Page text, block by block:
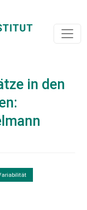
in den